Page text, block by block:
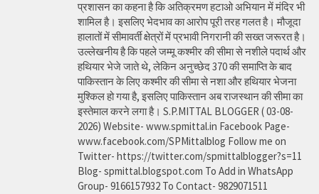
प्रशासन का कहना है कि अतिक्रमण हटाओ अभियान में मंदिर भी
शामिल है। इसलिए भेदभाव का आरोप पूरी तरह गलत है। मौजूदा
हालातों में सीमावर्ती क्षेत्रों में प्रभावी निगरानी की सख्त जरूरत है।
उल्लेखनीय है कि पहले जम्मू कश्मीर की सीमा से नशीले पदार्थ और
हथियार भेजे जाते थे, लेकिन अनुच्छेद 370 की समाप्ति के बाद
पाकिस्तान के लिए कश्मीर की सीमा से नशा और हथियार भेजना
मुश्किल हो गया है, इसलिए पाकिस्तान अब राजस्थान की सीमा का
इस्तेमाल करने लगा है। S.P.MITTAL BLOGGER ( 03-08-
2026) Website- www.spmittal.in Facebook Page-
www.facebook.com/SPMittalblog Follow me on
Twitter- https://twitter.com/spmittalblogger?s=11
Blog- spmittal.blogspot.com To Add in WhatsApp
Group- 9166157932 To Contact- 9829071511